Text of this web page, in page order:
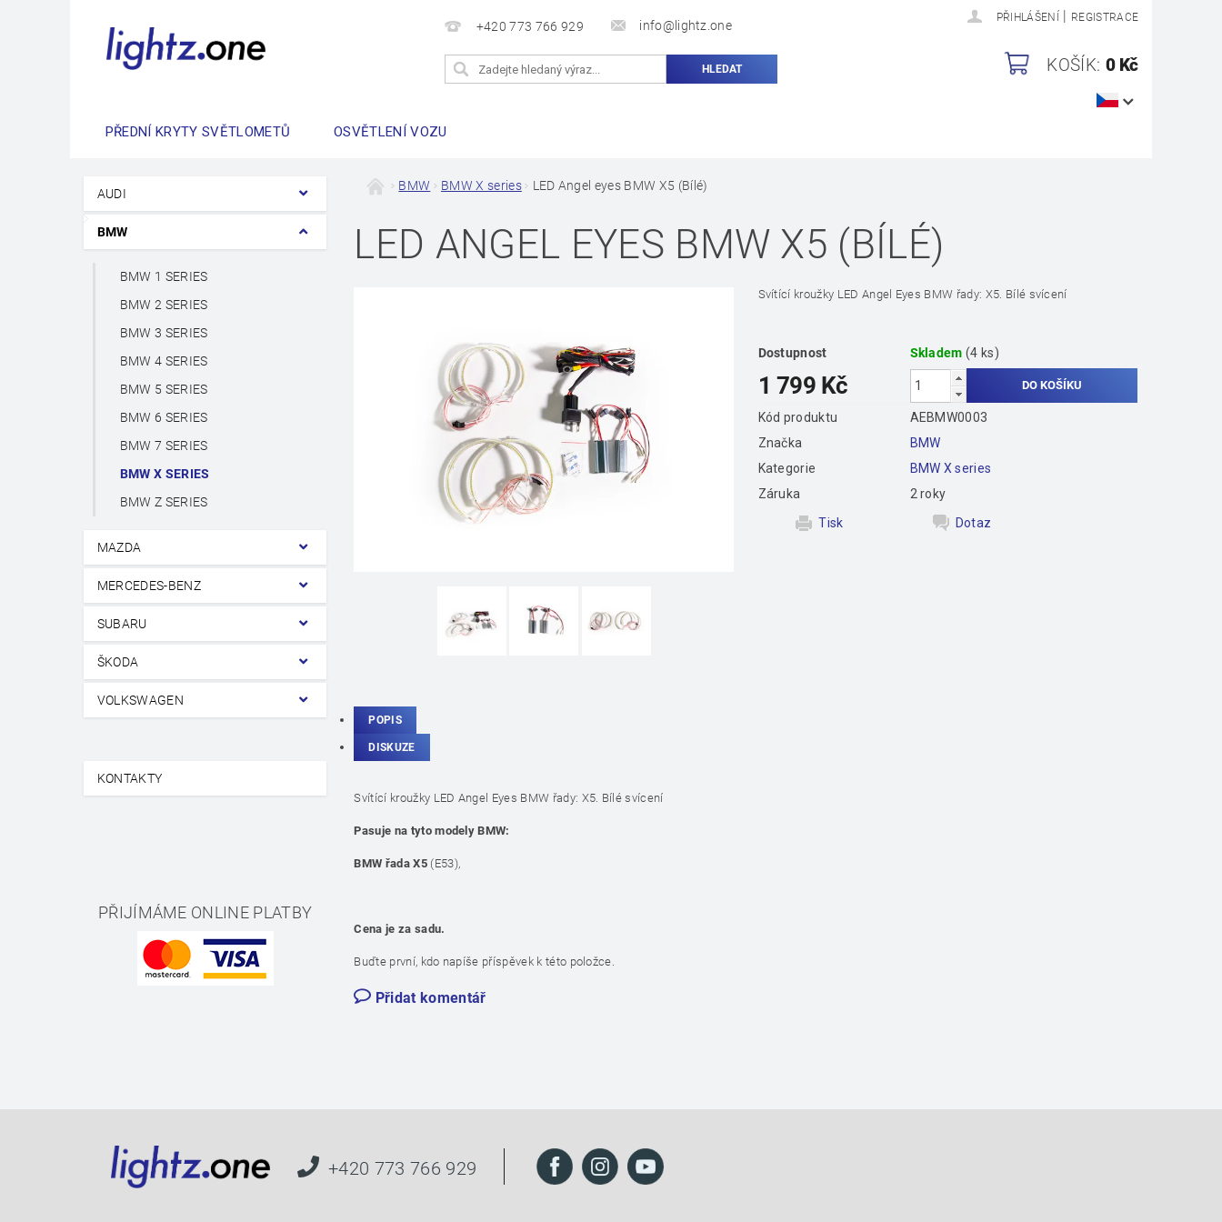
+420 773 766 929 info@lightz.one
PŘIHLÁŠENÍ | REGISTRACE
KOŠÍK: 0 Kč
PŘEDNÍ KRYTY SVĚTLOMETŮ OSVĚTLENÍ VOZU
AUDI
BMW
BMW 1 SERIES
BMW 2 SERIES
BMW 3 SERIES
BMW 4 SERIES
BMW 5 SERIES
BMW 6 SERIES
BMW 7 SERIES
BMW X SERIES
BMW Z SERIES
MAZDA
MERCEDES-BENZ
SUBARU
ŠKODA
VOLKSWAGEN
KONTAKTY
PŘIJÍMÁME ONLINE PLATBY
BMW BMW X series LED Angel eyes BMW X5 (Bílé)
LED ANGEL EYES BMW X5 (BÍLÉ)
Svítící kroužky LED Angel Eyes BMW řady: X5. Bílé svícení
Dostupnost Skladem(4 ks)
1 799 Kč
Kód produktu
AEBMW0003
Značka
BMW
Kategorie
BMW X series
Záruka
2 roky
Tisk
Dotaz
POPIS
DISKUZE
Svítící kroužky LED Angel Eyes BMW řady: X5. Bílé svícení
Pasuje na tyto modely BMW:
BMW řada X5 (E53),
Cena je za sadu.
Buďte první, kdo napíše příspěvek k této položce.
Přidat komentář
+420 773 766 929